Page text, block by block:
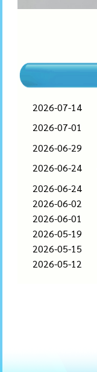
2026-07-14
2026-07-01
2026-06-29
2026-06-24
2026-06-24
2026-06-02
2026-06-01
2026-05-19
2026-05-15
2026-05-12